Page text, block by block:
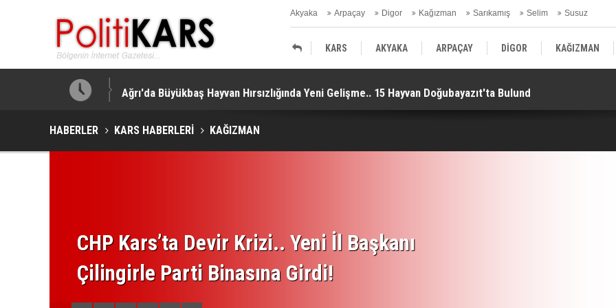
Akyaka Arpaçay Digor Kağızman Sarıkamış Selim Susuz
Kars Gündem
KARS AKYAKA ARPAÇAY DİGOR KAĞIZMAN
SELİM SUSUZ KARS GÜNDEM
Ağrı'da Büyükbaş Hayvan Hırsızlığında Yeni Gelişme.. 15 Hayvan Doğubayazıt'ta Bulundu!
HABERLER KARS HABERLERİ KAĞIZMAN
CHP Kars’ta Devir Krizi.. Yeni İl Başkanı
Çilingirle Parti Binasına Girdi!